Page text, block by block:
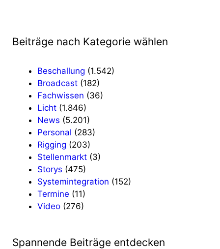
Beiträge nach Kategorie wählen
Beschallung (1.542)
Broadcast (182)
Fachwissen (36)
Licht (1.846)
News (5.201)
Personal (283)
Rigging (203)
Stellenmarkt (3)
Storys (475)
Systemintegration (152)
Termine (11)
Video (276)
Spannende Beiträge entdecken